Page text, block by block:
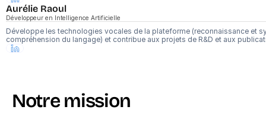
Aurélie Raoul
Développeur en Intelligence Artificielle
Développe les technologies vocales de la plateforme (reconnaissance et
compréhension du langage) et contribue aux projets de R&D et aux
Notre mission